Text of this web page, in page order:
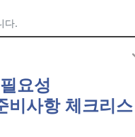
다.
요성
비사항 체크리스